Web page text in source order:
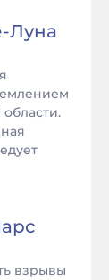
-Луна
взрывы